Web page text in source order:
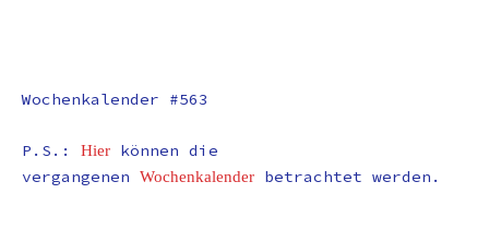
Wochenkalender #563
P.S.: Hier können die
vergangenen Wochenkalender betrachtet werden.